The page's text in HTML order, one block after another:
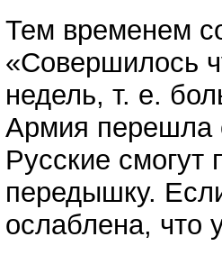
Тем временем
«Совершилось
недель, т. е.
Армия перешла
Русские
передышку.
ослаблена, что